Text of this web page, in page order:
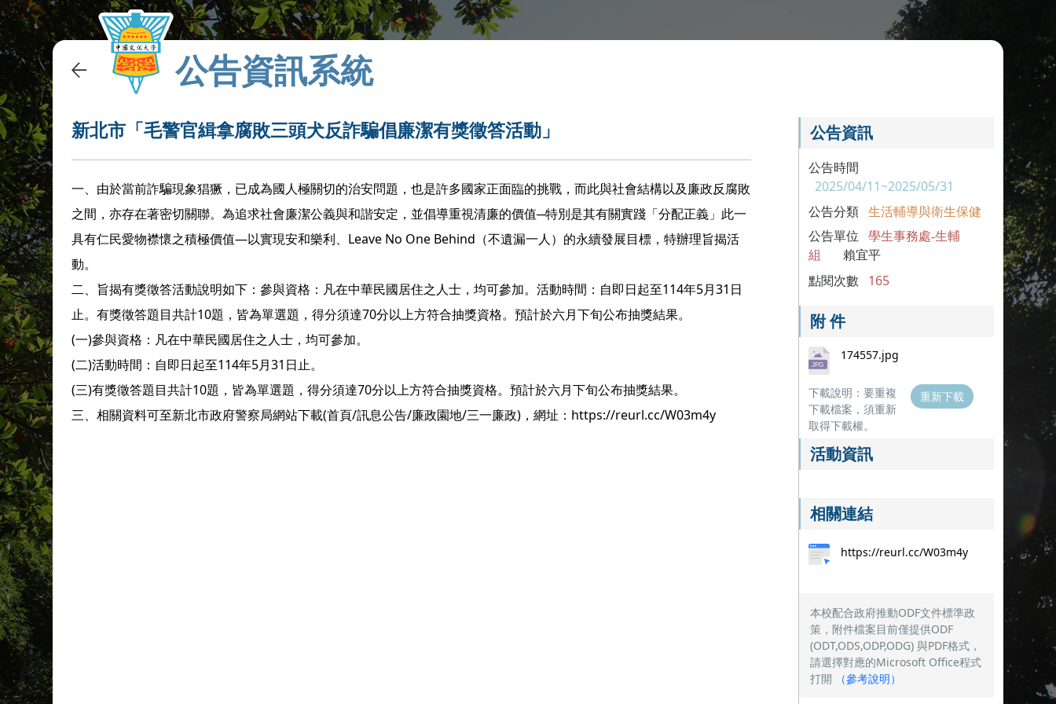
公告資訊系統
新北市「毛警官緝拿腐敗三頭犬反詐騙倡廉潔有獎徵答活動」
一、由於當前詐騙現象猖獗，已成為國人極關切的治安問題，也是許多國家正面臨的挑戰，而此與社會結構以及廉政反腐敗
之間，亦存在著密切關聯。為追求社會廉潔公義與和諧安定，並倡導重視清廉的價值─特別是其有關實踐「分配正義」此一
具有仁民愛物襟懷之積極價值—以實現安和樂利、Leave No One Behind（不遺漏一人）的永續發展目標，特辦理旨揭活
動。
二、旨揭有獎徵答活動說明如下：參與資格：凡在中華民國居住之人士，均可參加。活動時間：自即日起至114年5月31日
止。有獎徵答題目共計10題，皆為單選題，得分須達70分以上方符合抽獎資格。預計於六月下旬公布抽獎結果。
(一)參與資格：凡在中華民國居住之人士，均可參加。
(二)活動時間：自即日起至114年5月31日止。
(三)有獎徵答題目共計10題，皆為單選題，得分須達70分以上方符合抽獎資格。預計於六月下旬公布抽獎結果。
三、相關資料可至新北市政府警察局網站下載(首頁/訊息公告/廉政園地/三一廉政)，網址：https://reurl.cc/W03m4y
公告資訊
公告時間
2025/04/11~2025/05/31
公告分類 生活輔導與衛生保健
公告單位
學生事務處-生輔
組
賴宜平
點閱次數 165
附 件
174557.jpg
下載說明：要重複
下載檔案，須重新
取得下載權。
重新下載
活動資訊
相關連結
https://reurl.cc/W03m4y
本校配合政府推動ODF文件標準政
策，附件檔案目前僅提供ODF
(ODT,ODS,ODP,ODG) 與PDF格式，
請選擇對應的Microsoft Office程式
打開
（參考說明）